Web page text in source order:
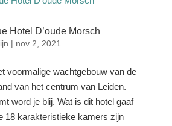
Hotel D’oude Morsch
| nov 2, 2021
voormalige wachtgebouw van de
van het centrum van Leiden.
word je blij. Wat is dit hotel gaaf
18 karakteristieke kamers zijn